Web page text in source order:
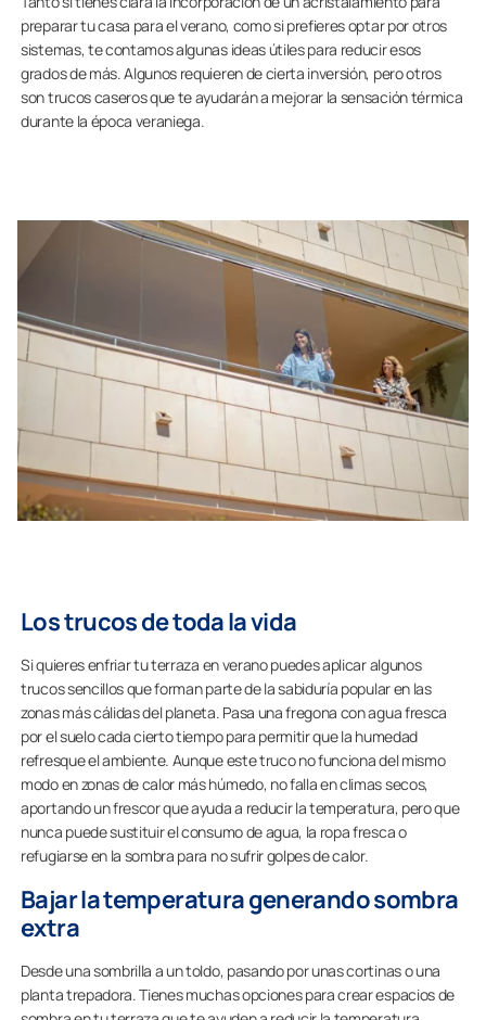
preparar tu casa para el verano, como si prefieres optar por otros
sistemas, te contamos algunas ideas útiles para reducir esos
grados de más. Algunos requieren de cierta inversión, pero otros
son trucos caseros que te ayudarán a mejorar la sensación térmica
durante la época veraniega.
Los trucos de toda la vida
Si quieres enfriar tu terraza en verano puedes aplicar algunos
trucos sencillos que forman parte de la sabiduría popular en las
zonas más cálidas del planeta. Pasa una fregona con agua fresca
por el suelo cada cierto tiempo para permitir que la humedad
refresque el ambiente. Aunque este truco no funciona del mismo
modo en zonas de calor más húmedo, no falla en climas secos,
aportando un frescor que ayuda a reducir la temperatura, pero que
nunca puede sustituir el consumo de agua, la ropa fresca o
refugiarse en la sombra para no sufrir golpes de calor.
Bajar la temperatura generando sombra
extra
Desde una sombrilla a un toldo, pasando por unas cortinas o una
planta trepadora. Tienes muchas opciones para crear espacios de